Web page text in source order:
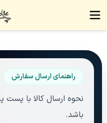
راهنمای ارسال سفارش
نحوه ارسال کالا با پست
باشد.